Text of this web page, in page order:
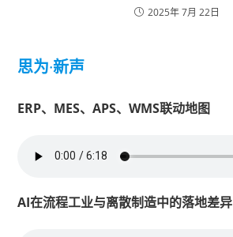
2025年 7月 22日
思为·新声
ERP、MES、APS、WMS联动地图
AI在流程工业与离散制造中的落地差异